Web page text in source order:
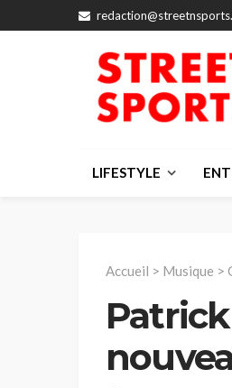
LIFESTYLE
Accueil > Musique >